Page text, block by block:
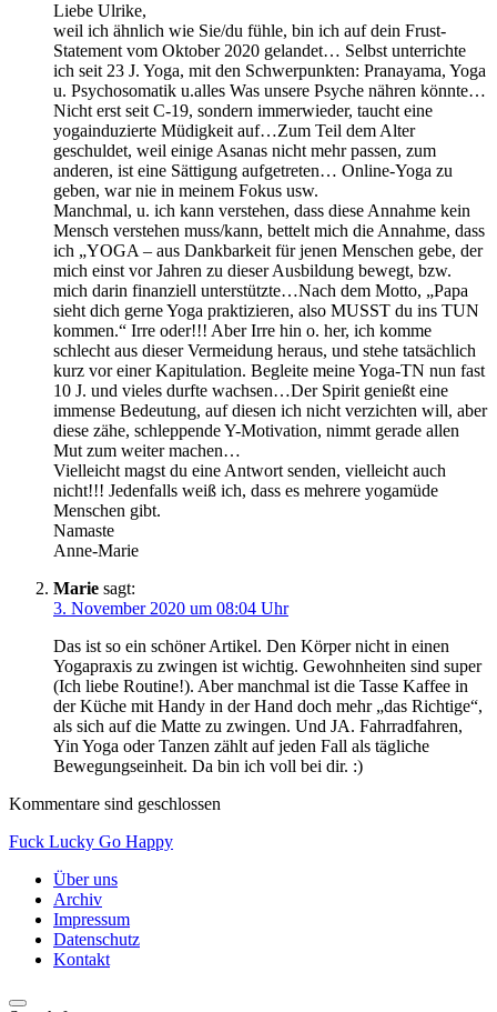
Liebe Ulrike,
weil ich ähnlich wie Sie/du fühle, bin ich auf dein Frust-
Statement vom Oktober 2020 gelandet… Selbst unterrichte
ich seit 23 J. Yoga, mit den Schwerpunkten: Pranayama, Yoga
u. Psychosomatik u.alles Was unsere Psyche nähren könnte…
Nicht erst seit C-19, sondern immerwieder, taucht eine
yogainduzierte Müdigkeit auf…Zum Teil dem Alter
geschuldet, weil einige Asanas nicht mehr passen, zum
anderen, ist eine Sättigung aufgetreten… Online-Yoga zu
geben, war nie in meinem Fokus usw.
Manchmal, u. ich kann verstehen, dass diese Annahme kein
Mensch verstehen muss/kann, bettelt mich die Annahme, dass
ich „YOGA – aus Dankbarkeit für jenen Menschen gebe, der
mich einst vor Jahren zu dieser Ausbildung bewegt, bzw.
mich darin finanziell unterstützte…Nach dem Motto, „Papa
sieht dich gerne Yoga praktizieren, also MUSST du ins TUN
kommen.“ Irre oder!!! Aber Irre hin o. her, ich komme
schlecht aus dieser Vermeidung heraus, und stehe tatsächlich
kurz vor einer Kapitulation. Begleite meine Yoga-TN nun fast
10 J. und vieles durfte wachsen…Der Spirit genießt eine
immense Bedeutung, auf diesen ich nicht verzichten will, aber
diese zähe, schleppende Y-Motivation, nimmt gerade allen
Mut zum weiter machen…
Vielleicht magst du eine Antwort senden, vielleicht auch
nicht!!! Jedenfalls weiß ich, dass es mehrere yogamüde
Menschen gibt.
Namaste
Anne-Marie
Marie sagt:
3. November 2020 um 08:04 Uhr
Das ist so ein schöner Artikel. Den Körper nicht in einen
Yogapraxis zu zwingen ist wichtig. Gewohnheiten sind super
(Ich liebe Routine!). Aber manchmal ist die Tasse Kaffee in
der Küche mit Handy in der Hand doch mehr „das Richtige“,
als sich auf die Matte zu zwingen. Und JA. Fahrradfahren,
Yin Yoga oder Tanzen zählt auf jeden Fall als tägliche
Bewegungseinheit. Da bin ich voll bei dir. :)
Kommentare sind geschlossen
Fuck Lucky Go Happy
Über uns
Archiv
Impressum
Datenschutz
Kontakt